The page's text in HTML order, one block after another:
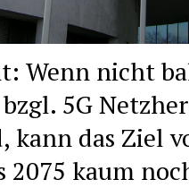
Wenn nicht
5G
kann das Ziel
2075 kaum